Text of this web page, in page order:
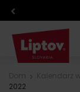
2022